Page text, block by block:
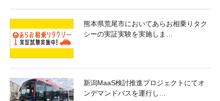
熊本県荒尾市においてあらお相乗りタク
シーの実証実験を実施しま…
新潟MaaS検討推進プロジェクトにてオ
ンデマンドバスを運行し…